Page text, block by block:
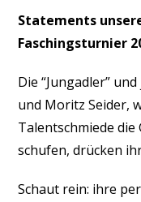
Statements
Faschingsturnier
Die “Jungadler”
und Moritz Seider,
Talentschmiede
schufen, drücken
Schaut rein: ihre